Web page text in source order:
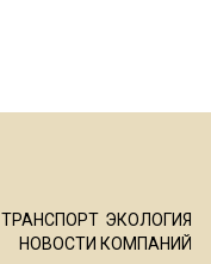
ТРАНСПОРТ ЭКОЛОГИЯ
НОВОСТИ КОМПАНИЙ